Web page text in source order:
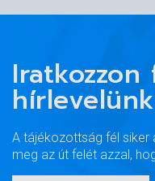
Iratkozzon
A tájékozottság fél siker
meg az út felét azzal,